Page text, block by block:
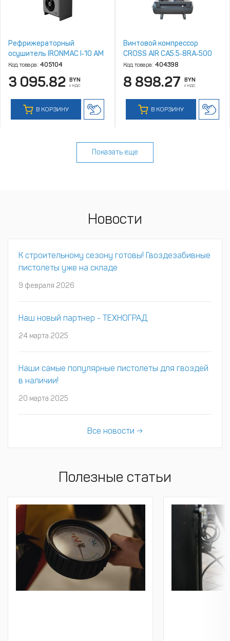
Рефрижераторный
осушитель IRONMAC I‑10 AM
Код товара: 405104
3 095.82 BYN
с НДС
В КОРЗИНУ
Винтовой компрессор
CROSS AIR CA5.5‑8RA‑500
Код товара: 404398
8 898.27 BYN
с НДС
В КОРЗИНУ
Показать еще
Новости
К строительному сезону готовы! Гвоздезабивные
пистолеты уже на складе
9 февраля 2026
Наш новый партнер - ТЕХНОГРАД
24 марта 2025
Наши самые популярные пистолеты для гвоздей
в наличии!
20 марта 2025
Все новости →
Полезные статьи